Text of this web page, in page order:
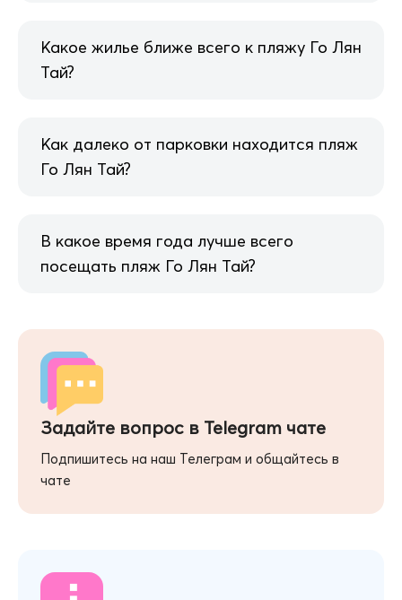
Какое жилье ближе всего к пляжу Го Лян
Тай?
Как далеко от парковки находится пляж
Го Лян Тай?
В какое время года лучше всего
посещать пляж Го Лян Тай?
Задайте вопрос в Telegram чате
Подпишитесь на наш Телеграм и общайтесь в
чате